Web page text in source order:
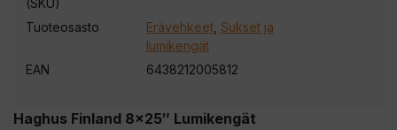
iHaghus Finland 8×25″ Lumikengät
Tuoteosasto Erävehkeet, Sukset ja
lumikengät
EAN
6438212005812